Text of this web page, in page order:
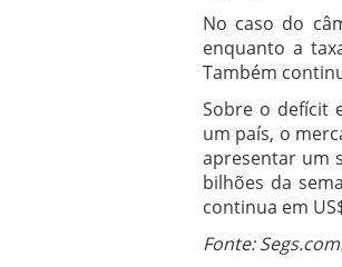
No caso do
enquanto a
Também
Sobre o defícit
um país, o
apresentar um
bilhões da
continua em
Fonte: